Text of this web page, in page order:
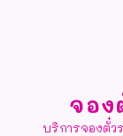
จอ
บริการจองตั๋ว